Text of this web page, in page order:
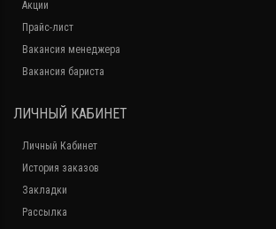
Акции
Прайс-лист
Вакансия менеджера
Вакансия бариста
ЛИЧНЫЙ КАБИНЕТ
Личный Кабинет
История заказов
Закладки
Рассылка